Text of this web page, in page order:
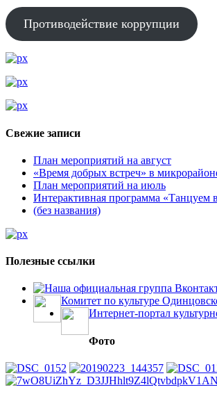
Противодействие коррупции
Свежие записи
План мероприятий на август
«Время добрых встреч» в
План мероприятий на июль
Интерактивная программа «Танцуем
(без названия)
Полезные ссылки
Наша официальная группа
Комитет по культуре
Интернет-портал
Фото